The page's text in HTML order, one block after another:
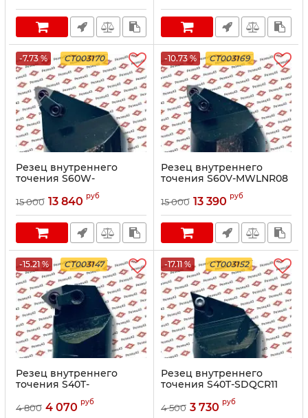
-7.73 % CT003170
Резец внутреннего
точения S60W-
15 000 13 840 руб
-10.73 % CT003169
Резец внутреннего
точения S60V-MWLNR08
15 000 13 390 руб
-15.21 % CT003147
Резец внутреннего
точения S40T-
4 800 4 070 руб
-17.11 % CT003152
Резец внутреннего
точения S40T-SDQCR11
4 500 3 730 руб